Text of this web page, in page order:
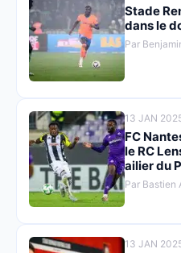
Stade
dans le
Par
13 JAN
FC
le RC
ailier du
Par Bastien
13 JAN